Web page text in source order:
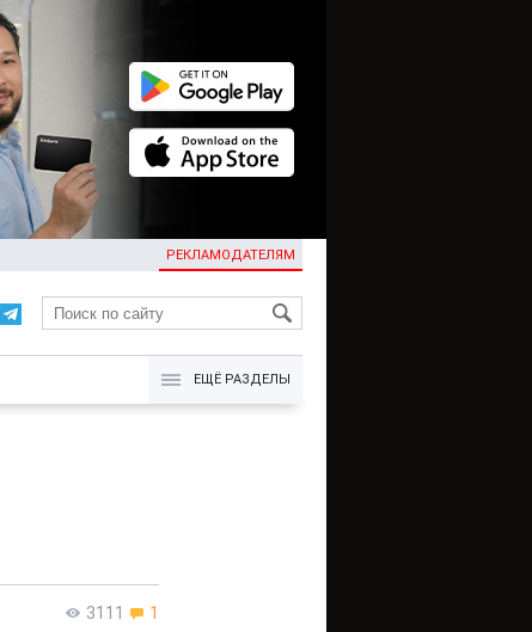
РЕКЛАМОДАТЕЛЯМ
KG
ЕЩЁ РАЗДЕЛЫ
3111 1